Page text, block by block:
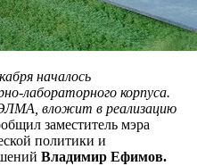
началось
лабораторного корпуса.
вложит в реализацию
заместитель мэра
политики и
Владимир Ефимов.